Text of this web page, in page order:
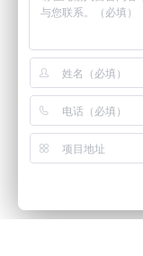
疫情也阻拦
泰国联，